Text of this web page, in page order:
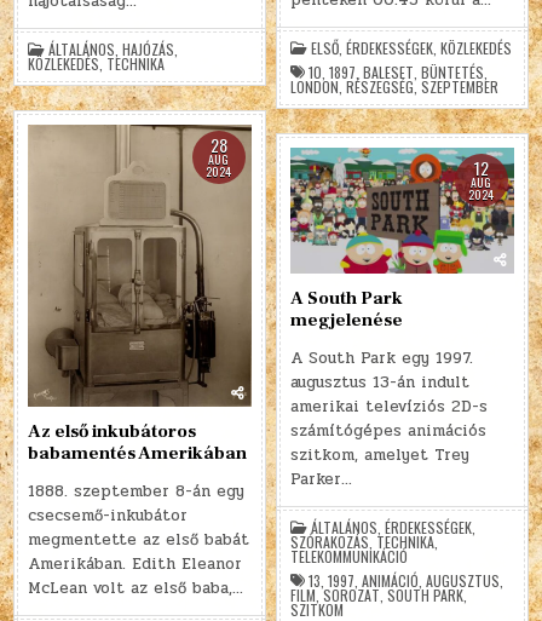
ÁLTALÁNOS ,HAJÓZÁS
KÖZLEKEDÉS TECHNIKA
ELSŐ ,ÉRDEKESSÉGEK ,KÖZLEKEDÉS
10 ,1897 ,BALESET ,BÜNTETÉS
LONDON ,RÉSZEGSÉG,SZEPTEMBER
28
AUG
2024
Az első inkubátoros
babamentés Amerikában
1888. szeptember 8-án egy
csecsemő-inkubátor
megmentette az első babát
Amerikában. Edith Eleanor
McLean volt az első baba,…
12
AUG
2024
A South Park
megjelenése
A South Park egy 1997.
augusztus 13-án indult
amerikai televíziós 2D-s
számítógépes animációs
szitkom, amelyet Trey
Parker…
ÁLTALÁNOS ,ÉRDEKESSÉGEK
SZÓRAKOZÁS TECHNIKA
TELEKOMMUNIKÁCIÓ
13 ,1997 ,ANIMÁCIÓ ,AUGUSZTUS
FILM ,SOROZAT ,SOUTH PARK
SZITKOM